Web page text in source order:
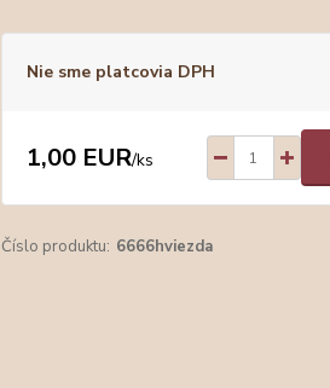
Nie sme platcovia DPH
1,00 EUR/ks
Číslo produktu: 6666hviezda